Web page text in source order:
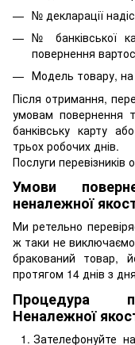
№ декларації
№ банківської
повернення
Модель товару, на
Після отримання,
умовам повернення
банківську карту
трьох робочих днів.
Послуги
Умови
неналежної
Ми ретельно
ж таки не
бракований товар,
протягом 14 днів з
Процедура
Неналежної
Зателефонуйте